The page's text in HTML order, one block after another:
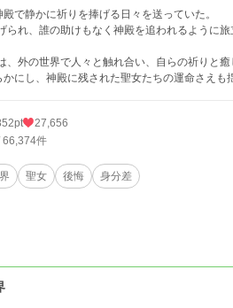
で静かに祈りを捧げる日々を送っていた。
られ、誰の助けもなく神殿を追われるように
、外の世界で人々と触れ合い、自らの祈りと癒
にし、神殿に残された聖女たちの運命さえも
27,656
66,374件
聖女 後悔 身分差